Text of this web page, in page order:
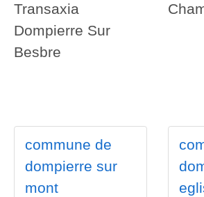
Transaxia
Dompierre Sur
Besbre
commune de
dompierre sur
mont